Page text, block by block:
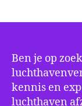
Ben je op
kennis en
luchthaven